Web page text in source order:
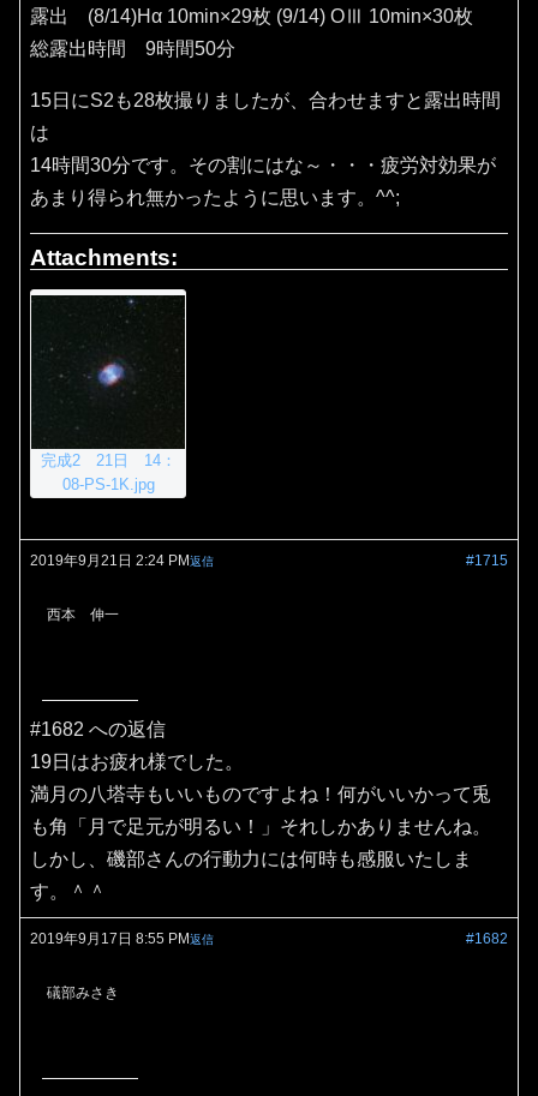
露出 (8/14)Hα 10min×29枚 (9/14) OⅢ 10min×30枚
総露出時間 9時間50分
15日にS2も28枚撮りましたが、合わせますと露出時間
は
14時間30分です。その割にはな～・・・疲労対効果が
あまり得られ無かったように思います。^^;
Attachments:
完成2 21日 14：
08-PS-1K.jpg
2019年9月21日 2:24 PM #1715
返信
西本 伸一
#1682 への返信
19日はお疲れ様でした。
満月の八塔寺もいいものですよね！何がいいかって兎
も角「月で足元が明るい！」それしかありませんね。
しかし、磯部さんの行動力には何時も感服いたしま
す。＾＾
2019年9月17日 8:55 PM #1682
返信
礒部みさき